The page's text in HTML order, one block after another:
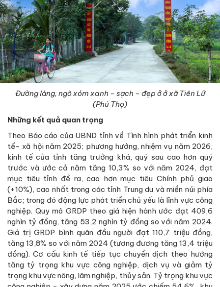
Đường làng, ngõ xóm xanh – sạch – đẹp ở ở xã Tiên Lữ
(Phú Thọ)
Những kết quả quan trọng
Theo Báo cáo của UBND tỉnh về Tình hình phát triển kinh
tế- xã hội năm 2025; phương hướng, nhiệm vụ năm 2026,
kinh tế của tỉnh tăng trưởng khá, quý sau cao hơn quý
trước và ước cả năm tăng 10,3% so với năm 2024, đạt
mục tiêu tỉnh đề ra, cao hơn mục tiêu Chính phủ giao
(+10%), cao nhất trong các tỉnh Trung du và miền núi phía
Bắc; trong đó động lực phát triển chủ yếu là lĩnh vực công
nghiệp. Quy mô GRDP theo giá hiện hành ước đạt 409,6
nghìn tỷ đồng, tăng 53,2 nghìn tỷ đồng so với năm 2024.
Giá trị GRDP bình quân đầu người đạt 110,7 triệu đồng,
tăng 13,8% so với năm 2024 (tương đương tăng 13,4 triệu
đồng). Cơ cấu kinh tế tiếp tục chuyển dịch theo hướng
tăng tỷ trọng khu vực công nghiệp, dịch vụ và giảm tỷ
trọng khu vực nông, lâm nghiệp, thủy sản. Tỷ trọng khu vực